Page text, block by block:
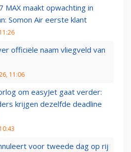
MAX maakt opwachting in
Somon Air eerste klant
officiële naam vliegveld van
11:06
om easyJet gaat verder:
krijgen dezelfde deadline
voor tweede dag op rij